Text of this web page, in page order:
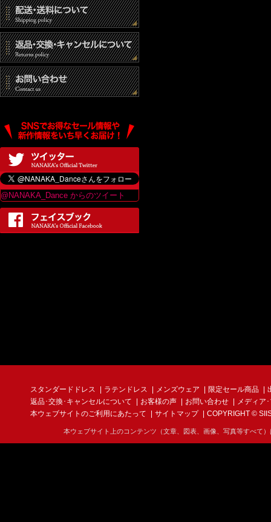
@NANAKA_Dance からのツイート
スタンダードドレス ラテンドレス メンズウェア 限定セール商品
返品･交換･キャンセルについて
お客様の声 お問い合わせ
メディア
本ウェブサイトのご利用にあたって
サイトマップ COPYRIGHT ©
本ウェブサイト上のコンテンツ（文章、図表、画像、写真等すべて